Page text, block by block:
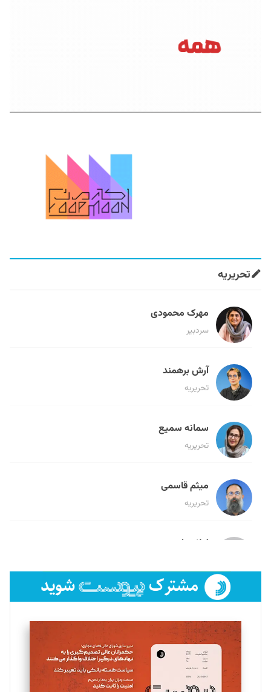
تحریریه
مهرک محمودی
سردبیر
آرش برهمند
تحریریه
سمانه سمیع
تحریریه
میثم قاسمی
تحریریه
لیلا حنارود
فائزه فتحی رستمی
تحریریه
سروش کرمیان
تحریریه